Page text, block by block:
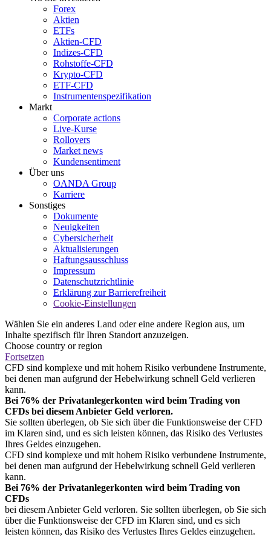
Forex
Aktien
ETFs
Aktien-CFD
Indizes-CFD
Rohstoffe-CFD
Krypto-CFD
ETF-CFD
Instrumentenspezifikation
Markt
Corporate actions
Live-Kurse
Rollovers
Market news
Kundensentiment
Über uns
OANDA Group
Karriere
Sonstiges
Dokumente
Neuigkeiten
Cybersicherheit
Aktualisierungen
Haftungsausschluss
Impressum
Datenschutzrichtlinie
Erklärung zur Barrierefreiheit
Cookie-Einstellungen
Wählen Sie ein anderes Land oder eine andere Region aus, um
Inhalte spezifisch für Ihren Standort anzuzeigen.
Choose country or region
Fortsetzen
CFD sind komplexe und mit hohem Risiko verbundene Instrumente,
bei denen man aufgrund der Hebelwirkung schnell Geld verlieren
kann.
Bei 76% der Privatanlegerkonten wird beim Trading von
CFDs bei diesem Anbieter Geld verloren.
Sie sollten überlegen, ob Sie sich über die Funktionsweise der CFD
im Klaren sind, und es sich leisten können, das Risiko des Verlustes
Ihres Geldes einzugehen.
CFD sind komplexe und mit hohem Risiko verbundene Instrumente,
bei denen man aufgrund der Hebelwirkung schnell Geld verlieren
kann.
Bei 76% der Privatanlegerkonten wird beim Trading von
CFDs
bei diesem Anbieter Geld verloren. Sie sollten überlegen, ob Sie sich
über die Funktionsweise der CFD im Klaren sind, und es sich
leisten können, das Risiko des Verlustes Ihres Geldes einzugehen.